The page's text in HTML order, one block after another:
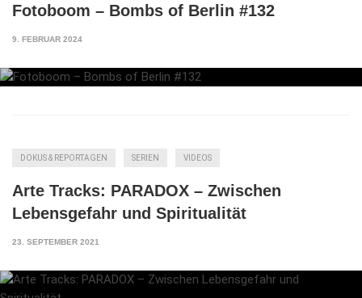
Fotoboom – Bombs of Berlin #132
9. FEBRUAR 2024
DOKUS & REPORTAGEN SERIEN VIDEOS
Arte Tracks: PARADOX – Zwischen
Lebensgefahr und Spiritualität
23. SEPTEMBER 2021